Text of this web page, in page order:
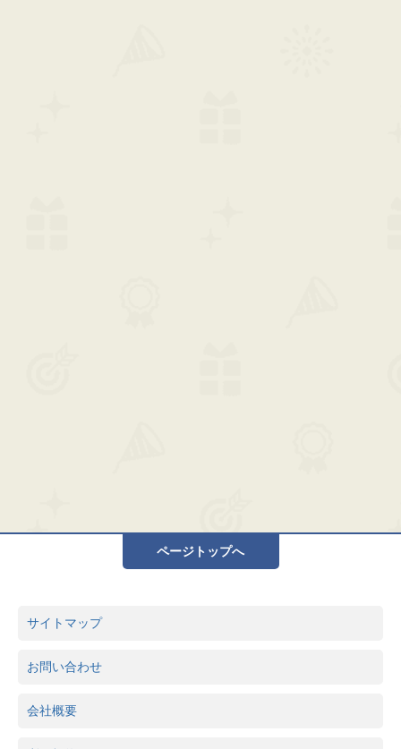
ページトップへ
サイトマップ
お問い合わせ
会社概要